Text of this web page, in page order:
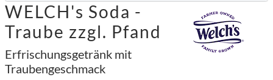
WELCH's Soda -
Traube zzgl. Pfand
Erfrischungsgetränk mit
Traubengeschmack